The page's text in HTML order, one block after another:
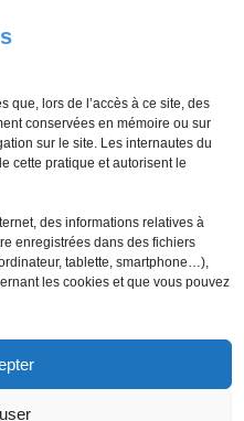
que, lors de l’accès à ce site, des
conservées en mémoire ou sur
sur le site. Les internautes du
cette pratique et autorisent le
des informations relatives à
enregistrées dans des fichiers
tablette, smartphone…),
les cookies et que vous pouvez
protection des données
Agricole PCA 2016 -